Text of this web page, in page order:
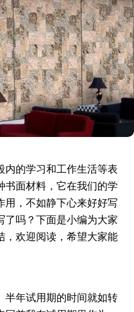
内的学习和工作生活等表
书面材料，它在我们的学
用，不如静下心来好好写
了吗？下面是小编为大家
，欢迎阅读，希望大家能
半年试用期的时间就如转